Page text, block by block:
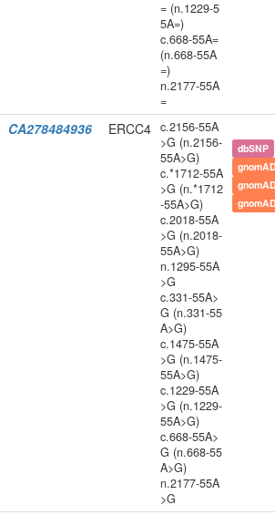
= (n.1229-5
5A=)
c.668-55A=
(n.668-55A
=)
n.2177-55A
=
CA278484936 ERCC4 c.2156-55A
>G (n.2156-
55A>G)
c.*1712-55A
>G (n.*1712
-55A>G)
c.2018-55A
>G (n.2018-
55A>G)
n.1295-55A
>G
c.331-55A>
G (n.331-55
A>G)
c.1475-55A
>G (n.1475-
55A>G)
c.1229-55A
>G (n.1229-
55A>G)
c.668-55A>
G (n.668-55
A>G)
n.2177-55A
>G
dbSNP